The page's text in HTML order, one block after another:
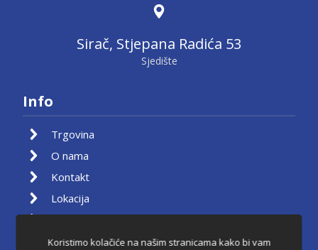
Sirač, Stjepana Radića 53
Sjedište
Info
Trgovina
O nama
Kontakt
Lokacija
Košarica
Koristimo kolačiće na našim stranicama kako bi vam